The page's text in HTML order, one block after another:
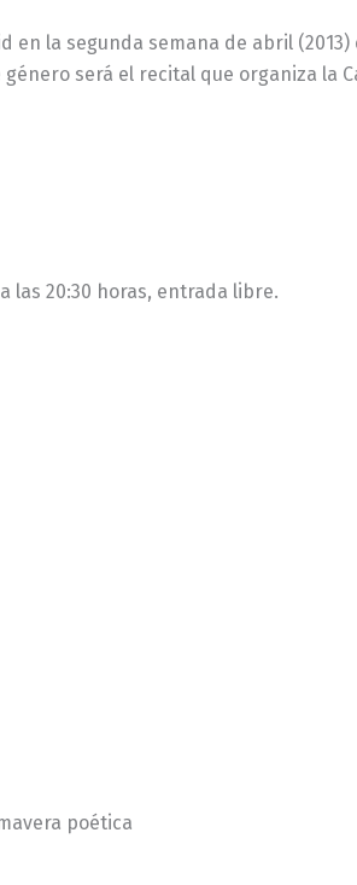
en la segunda semana de abril
será el recital que organiza la
las 20:30 horas, entrada libre.
poética